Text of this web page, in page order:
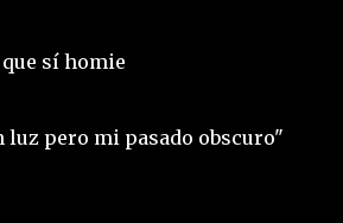
sí homie
pero mi pasado obscuro"